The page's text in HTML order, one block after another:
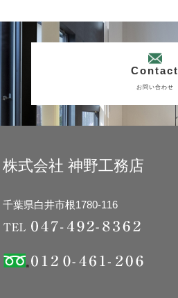
Contact
お問い合わせ
株式会社 神野工務店
千葉県白井市根1780-116